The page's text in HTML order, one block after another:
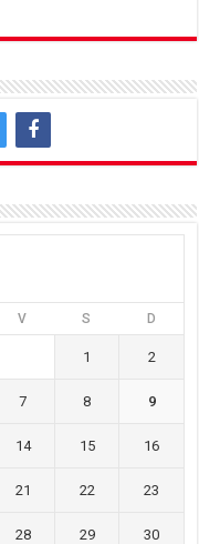
V S D
1 2
7 8 9
14 15 16
21 22 23
28 29 30